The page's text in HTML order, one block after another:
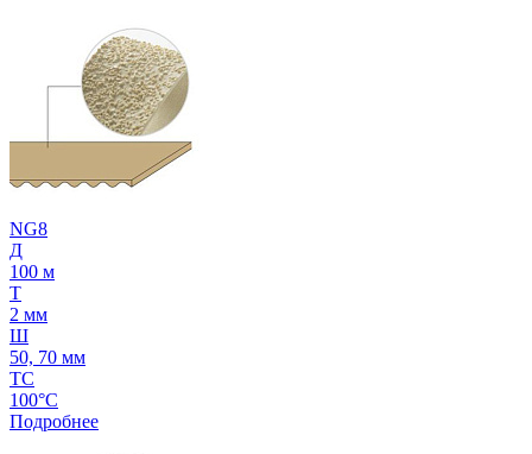
NG8
Д
100 м
Т
2 мм
Ш
50, 70 мм
ТС
100°C
Подробнее